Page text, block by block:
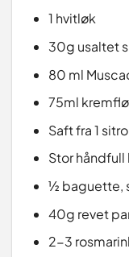
1 hvitløk
30g usaltet
80 ml
75ml
Saft fra 1
Stor
½ baguette,
40g revet
2-3